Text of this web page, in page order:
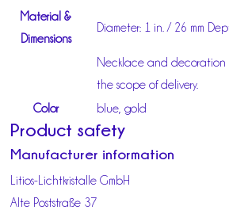
Material &
Dimensions
Diameter: 1 in. / 26 mm
Necklace and
the scope of delivery.
Color
blue, gold
Product safety
Manufacturer information
Litios-Lichtkristalle GmbH
Alte Poststraße 37